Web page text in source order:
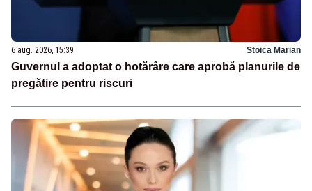
6 aug. 2026, 15:39 Stoica Marian
Guvernul a adoptat o hotărâre care aprobă planurile de
pregătire pentru riscuri